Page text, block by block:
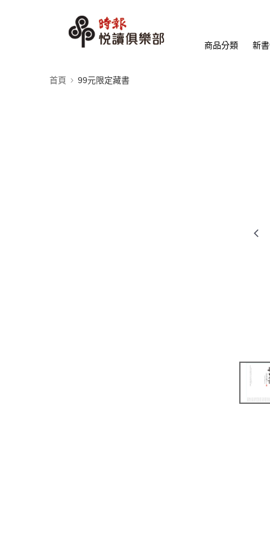
商品分類 新
首頁 99元限定藏書